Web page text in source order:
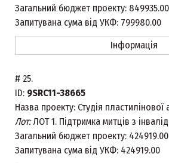
Загальний бюджет проекту: 849935.00
Запитувана сума від УКФ: 799980.00
Інформація
# 25.
ID: 9SRC11-38665
Назва проекту: Студія пластилінової
Лот:ЛОТ 1. Підтримка митців з
Загальний бюджет проекту: 424919.00
Запитувана сума від УКФ: 424919.00